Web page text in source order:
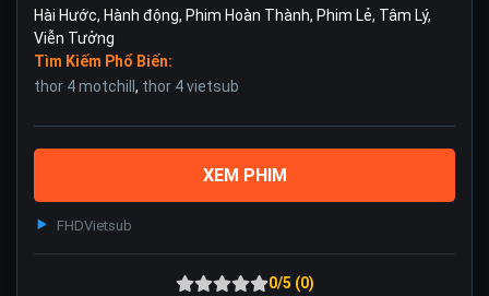
Hài Hước, Hành động, Phim Hoàn Thành, Phim Lẻ, Tâm Lý,
Viễn Tưởng
Tìm Kiếm Phổ Biến:
thor 4 motchill , thor 4 vietsub
XEM PHIM
FHDVietsub
0/5 (0)